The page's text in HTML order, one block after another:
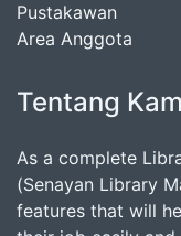
Pustakawan
Area Anggota
Tentang
As a complete
(Senayan Library
features that will